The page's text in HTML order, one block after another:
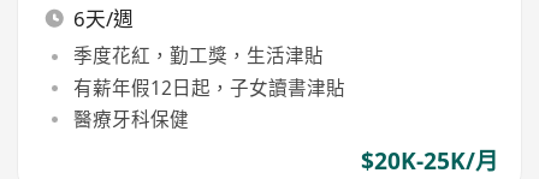
6天/週
季度花紅，勤工獎，生活津貼
有薪年假12日起，子女讀書津貼
醫療牙科保健
$20K-25K/月